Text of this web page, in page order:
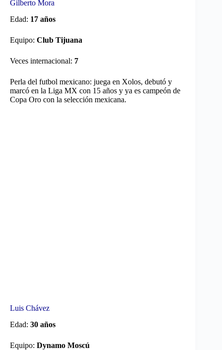
Gilberto Mora
Edad: 17 años
Equipo: Club Tijuana
Veces internacional: 7
Perla del futbol mexicano: juega en Xolos, debutó y
marcó en la Liga MX con 15 años y ya es campeón de
Copa Oro con la selección mexicana.
Luis Chávez
Edad: 30 años
Equipo: Dynamo Moscú